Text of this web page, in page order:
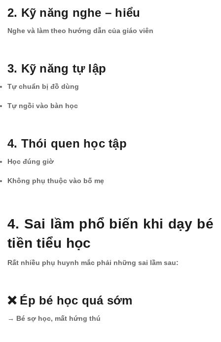
2. Kỹ năng nghe – hiểu
Nghe và làm theo hướng dẫn của giáo viên
3. Kỹ năng tự lập
Tự chuẩn bị đồ dùng
Tự ngồi vào bàn học
4. Thói quen học tập
Học đúng giờ
Không phụ thuộc vào bố mẹ
4. Sai lầm phổ biến khi dạy bé
tiền tiểu học
Rất nhiều phụ huynh mắc phải những sai lầm sau:
❌ Ép bé học quá sớm
→ Bé sợ học, mất hứng thú